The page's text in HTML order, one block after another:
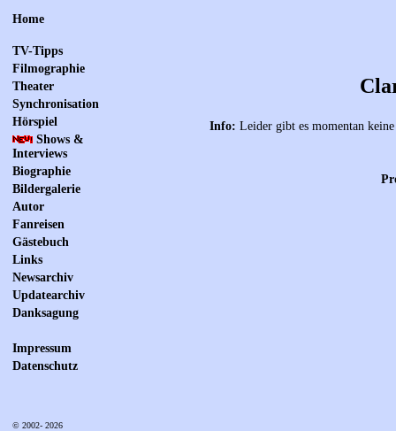
Home
TV-Tipps
Filmographie
Theater
Synchronisation
Hörspiel
Shows &
Interviews
Biographie
Bildergalerie
Autor
Fanreisen
Gästebuch
Links
Newsarchiv
Updatearchiv
Danksagung
Impressum
Datenschutz
© 2002- 2026
Info: Leider gibt es momentan